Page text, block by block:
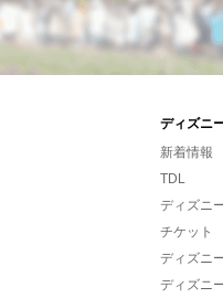
ディズニ
新着情報
TDL
ディズニ
チケット
ディズニ
ディズニ